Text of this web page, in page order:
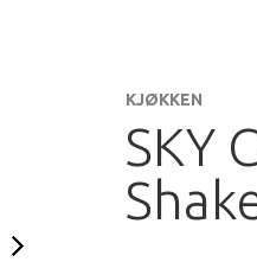
KJØKKEN
SKY